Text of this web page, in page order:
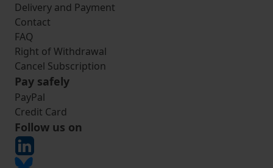
Delivery and Payment
Contact
FAQ
Right of Withdrawal
Cancel Subscription
Pay safely
PayPal
Credit Card
Follow us on